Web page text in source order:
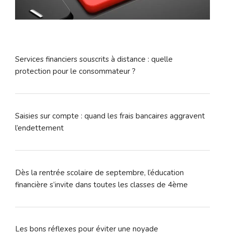
Services financiers souscrits à distance : quelle
protection pour le consommateur ?
Saisies sur compte : quand les frais bancaires aggravent
l’endettement
Dès la rentrée scolaire de septembre, l’éducation
financière s’invite dans toutes les classes de 4ème
Les bons réflexes pour éviter une noyade